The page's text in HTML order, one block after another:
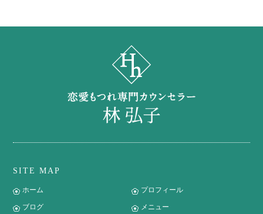
SITE MAP
ホーム プロフィール
ブログ メニュー